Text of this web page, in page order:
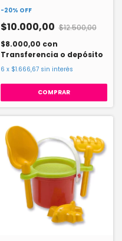
-20% OFF
$10.000,00 $12.500,00
$8.000,00 con
Transferencia o depósito
6 x $1.666,67 sin interés